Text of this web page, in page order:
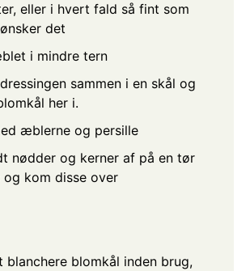
eller i hvert fald så fint som
det
i mindre tern
sammen i en skål og
her i.
æblerne og persille
nødder og kerner af på en tør
og kom disse over
blanchere blomkål inden brug,